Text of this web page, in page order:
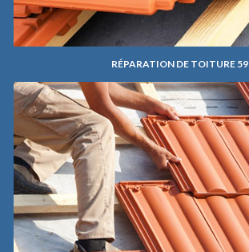
RÉPARATION DE TOITURE 59